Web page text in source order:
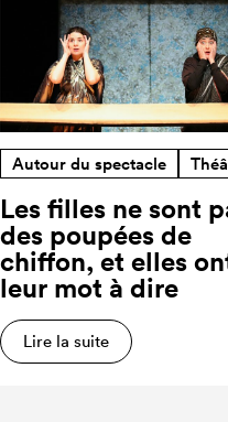
Autour du spectacle
Les filles ne sont
des poupées de
chiffon, et elles
leur mot à dire
Lire la suite